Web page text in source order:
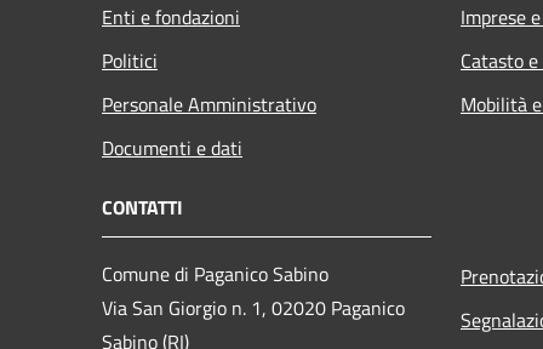
Enti e fondazioni
Politici
Personale Amministrativo
Documenti e dati
Imprese
Catasto
Mobilità
CONTATTI
Comune di Paganico Sabino
Via San Giorgio n. 1, 02020 Paganico
Sabino (RI)